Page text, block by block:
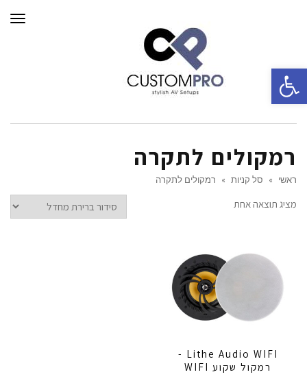
רמקולים לתקרה
ראשי » סל קניות » רמקולים לתקרה
מציג תוצאה אחת
Lithe Audio WIFI -
רמקול שקוע WIFI
פתח סרגל נגישות